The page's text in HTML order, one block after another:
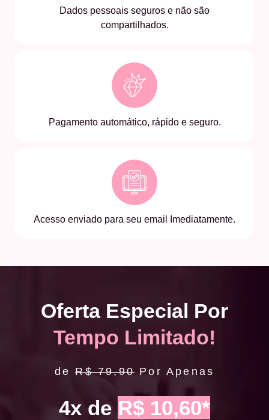
Dados pessoais seguros e não são
compartilhados.
Pagamento automático, rápido e seguro.
Acesso enviado para seu email Imediatamente.
Oferta Especial Por
Tempo Limitado!
deR$ 79,90 Por Apenas
4x de R$ 10,60*